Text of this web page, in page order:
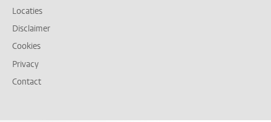
Locaties
Disclaimer
Cookies
Privacy
Contact